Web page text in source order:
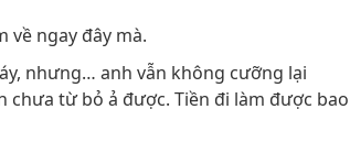
về ngay đây mà.
nhưng… anh vẫn không cưỡng lại
chưa từ bỏ ả được. Tiền đi làm được bao